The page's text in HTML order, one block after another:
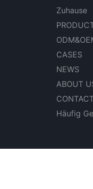
Zuhause
CASES
NEWS
ABOUT
Häufig